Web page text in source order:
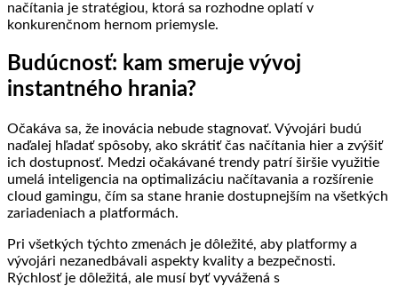
načítania je stratégiou, ktorá sa rozhodne oplatí v
konkurenčnom hernom priemysle.
Budúcnosť: kam smeruje vývoj
instantného hrania?
Očakáva sa, že inovácia nebude stagnovať. Vývojári budú
naďalej hľadať spôsoby, ako skrátiť čas načítania hier a zvýšiť
ich dostupnosť. Medzi očakávané trendy patrí širšie využitie
umelá inteligencia na optimalizáciu načítavania a rozšírenie
cloud gamingu, čím sa stane hranie dostupnejším na všetkých
zariadeniach a platformách.
Pri všetkých týchto zmenách je dôležité, aby platformy a
vývojári nezanedbávali aspekty kvality a bezpečnosti.
Rýchlosť je dôležitá, ale musí byť vyvážená s